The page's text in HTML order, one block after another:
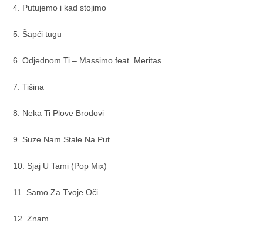
4. Putujemo i kad stojimo
5. Šapći tugu
6. Odjednom Ti – Massimo feat. Meritas
7. Tišina
8. Neka Ti Plove Brodovi
9. Suze Nam Stale Na Put
10. Sjaj U Tami (Pop Mix)
11. Samo Za Tvoje Oči
12. Znam